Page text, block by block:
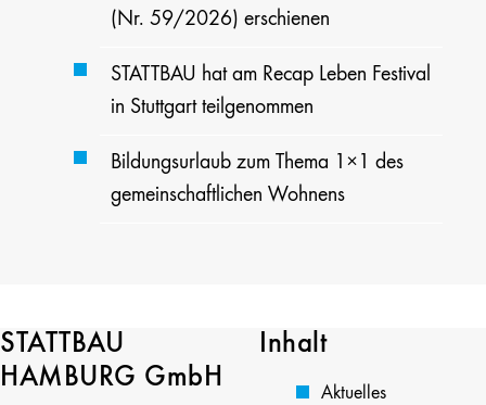
(Nr. 59/2026) erschienen
STATTBAU hat am Recap Leben Festival
in Stuttgart teilgenommen
Bildungsurlaub zum Thema 1×1 des
gemeinschaftlichen Wohnens
STATTBAU
HAMBURG GmbH
Inhalt
Aktuelles